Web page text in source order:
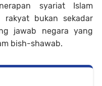
syariat Islam
rakyat bukan sekadar
jawab negara yang
bish-shawab.